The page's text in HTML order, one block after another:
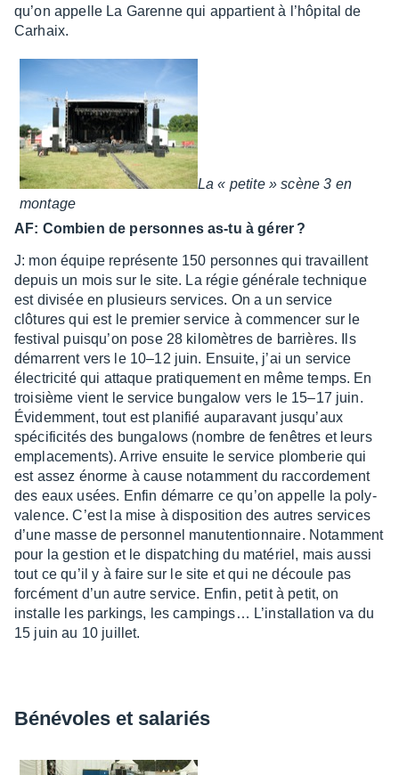
qu’on appelle La Garenne qui appar­tient à l’hô­pi­tal de
Carhaix.
La « petite » scène 3 en
montage
AF: Combien de personnes as-tu à gérer ?
J: mon équipe repré­sente 150 personnes qui travaillent
depuis un mois sur le site. La régie géné­rale tech­nique
est divi­sée en plusieurs services. On a un service
clôtures qui est le premier service à commen­cer sur le
festi­val puisqu’on pose 28 kilo­mètres de barrières. Ils
démarrent vers le 10–12 juin. Ensuite, j’ai un service
élec­tri­cité qui attaque pratique­ment en même temps. En
troi­sième vient le service bunga­low vers le 15–17 juin.
Évidem­ment, tout est plani­fié aupa­ra­vant jusqu’aux
spéci­fi­ci­tés des bunga­lows (nombre de fenêtres et leurs
empla­ce­ments). Arrive ensuite le service plom­be­rie qui
est assez énorme à cause notam­ment du raccor­de­ment
des eaux usées. Enfin démarre ce qu’on appelle la poly­
va­lence. C’est la mise à dispo­si­tion des autres services
d’une masse de person­nel manu­ten­tion­naire. Notam­ment
pour la gestion et le dispat­ching du maté­riel, mais aussi
tout ce qu’il y à faire sur le site et qui ne découle pas
forcé­ment d’un autre service. Enfin, petit à petit, on
installe les parkings, les campings… L’ins­tal­la­tion va du
15 juin au 10 juillet.
Béné­voles et sala­riés